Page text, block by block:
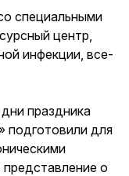
специальными
центр,
инфекции, все-
праздника
подготовили для
представление о